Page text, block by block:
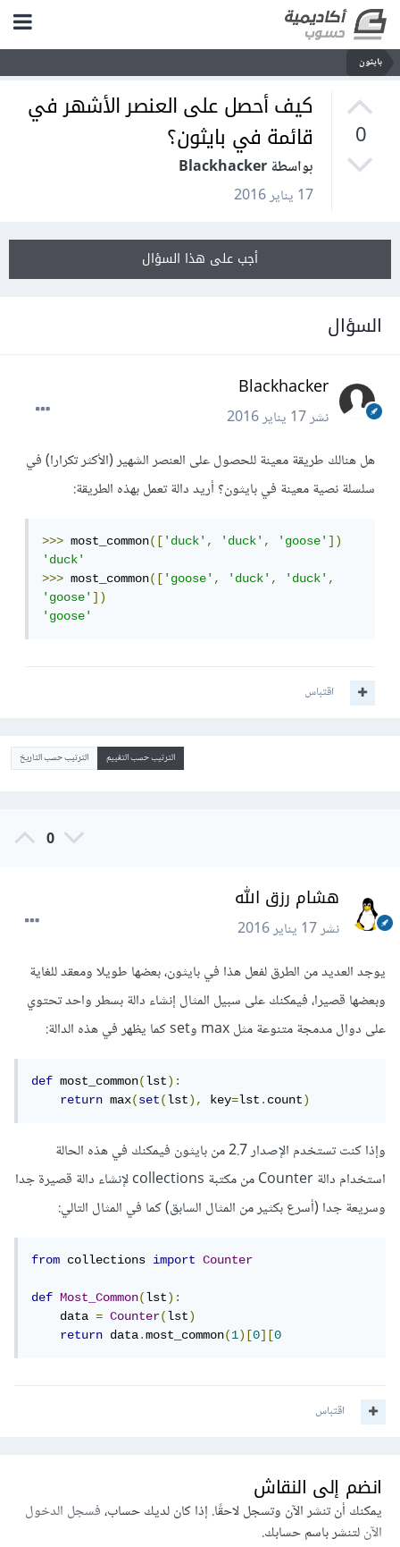
بايثون
0
كيف أحصل على العنصر الأشهر في
قائمة في بايثون؟
بواسطة Blackhacker
17 يناير 2016
أجب على هذا السؤال
السؤال
Blackhacker
نشر17 يناير 2016
هل هنالك طريقة معينة للحصول على العنصر الشهير (الأكثر تكرارا) في
سلسلة نصية معينة في بايثون؟ أريد دالة تعمل بهذه الطريقة:
>>> most_common(['duck', 'duck', 'goose'])
'duck'
>>> most_common(['goose', 'duck', 'duck',
'goose'])
'goose'
اقتباس
الترتيب حسب التقييم الترتيب حسب التاريخ
0
هشام رزق الله
نشر17 يناير 2016
يوجد العديد من الطرق لفعل هذا في بايثون، بعضها طويلا ومعقد للغاية
وبعضها قصيرا، فيمكنك على سبيل المثال إنشاء دالة بسطر واحد تحتوي
على دوال مدمجة متنوعة مثل max وset كما يظهر في هذه الدالة:
def most_common(lst):
return max(set(lst), key=lst.count)
وإذا كنت تستخدم الإصدار 2.7 من بايثون فيمكنك في هذه الحالة
استخدام دالة Counter من مكتبة collections لإنشاء دالة قصيرة جدا
وسريعة جدا (أسرع بكثير من المثال السابق) كما في المثال التالي:
from collections import Counter
def Most_Common(lst):
    data
= Counter(lst)
return data.most_common(1)[0][0
اقتباس
انضم إلى النقاش
يمكنك أن تنشر الآن وتسجل لاحقًا. إذا كان لديك حساب،فسجل الدخول
الآنلتنشر باسم حسابك.